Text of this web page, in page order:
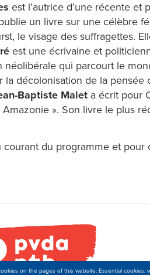
est l’autrice d’une récente et
un livre sur une célèbre
le visage des suffragettes.
est une écrivaine et
néolibérale qui parcourt le
la décolonisation de la pensée
Baptiste Malet a écrit pour
Amazonie ». Son livre le plus
courant du programme et pour
on the pages of this website: Essential cookies,